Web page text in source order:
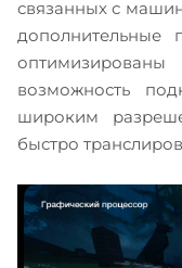
связанных с
дополнительные
возможность
широким
быстро